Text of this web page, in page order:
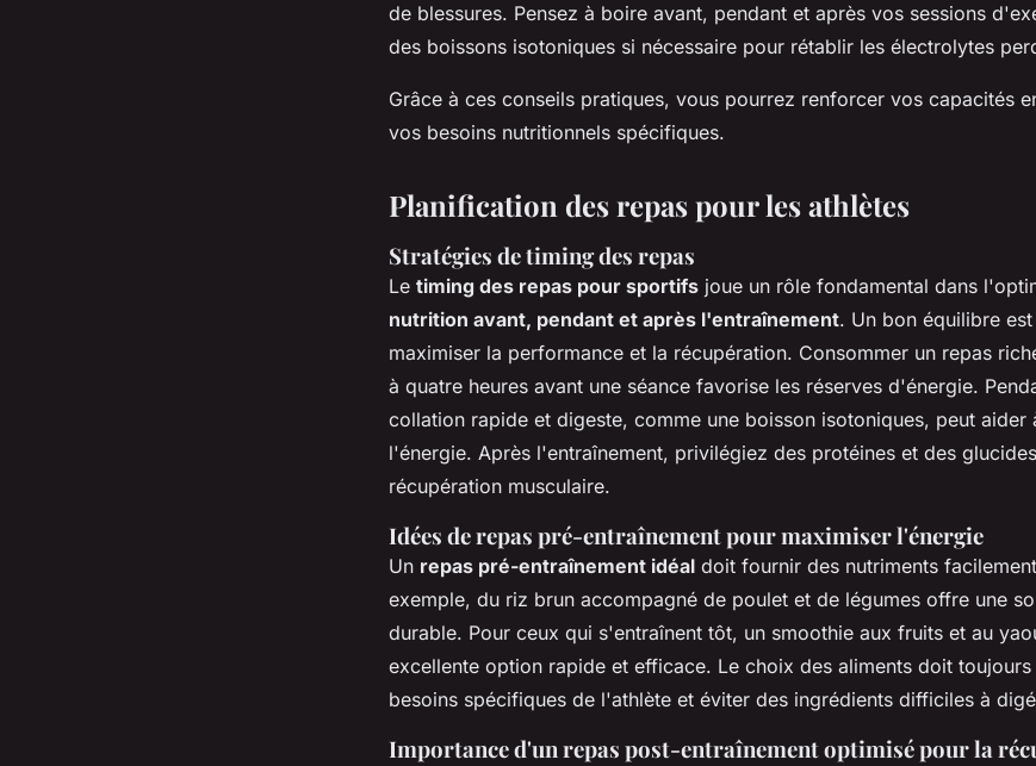
de blessures. Pensez à boire avant, pendant et après vos sessions
des boissons isotoniques si nécessaire pour rétablir les électrolytes
Grâce à ces conseils pratiques, vous pourrez renforcer vos capacités
vos besoins nutritionnels spécifiques.
Planification des repas pour les athlètes
Stratégies de timing des repas
Le timing des repas pour sportifs joue un rôle fondamental dans
nutrition avant, pendant et après l'entraînement. Un bon équilibre
maximiser la performance et la récupération. Consommer un repas
à quatre heures avant une séance favorise les réserves d'énergie.
collation rapide et digeste, comme une boisson isotoniques, peut aider
l'énergie. Après l'entraînement, privilégiez des protéines et des
récupération musculaire.
Idées de repas pré-entraînement pour maximiser l'énergie
Un repas pré-entraînement idéal doit fournir des nutriments
exemple, du riz brun accompagné de poulet et de légumes offre une
durable. Pour ceux qui s'entraînent tôt, un smoothie aux fruits et au
excellente option rapide et efficace. Le choix des aliments doit
besoins spécifiques de l'athlète et éviter des ingrédients difficiles à
Importance d'un repas post-entraînement optimisé pour la